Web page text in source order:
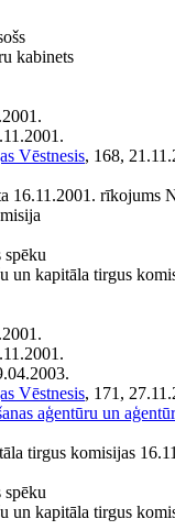
kabinets
Vēstnesis, 168,
16.11.2001. rīkojums
spēku
un kapitāla tirgus
Vēstnesis, 171,
aģentūru un
tirgus komisijas
spēku
un kapitāla tirgus